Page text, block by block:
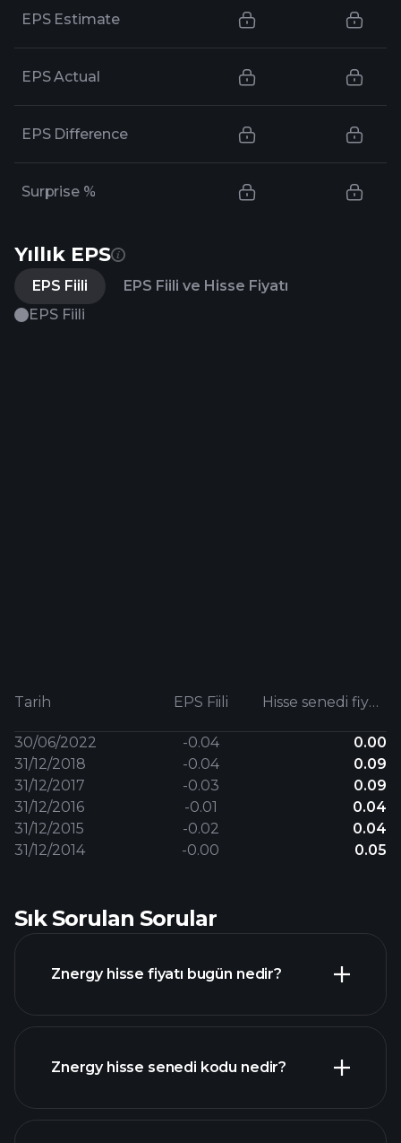
EPS Estimate
EPS Actual
EPS Difference
Surprise %
Yıllık EPS
EPS Fiili
EPS Fiili ve Hisse Fiyatı
EPS Fiili
Tarih EPS Fiili Hisse senedi fiyatı
30/06/2022 -0.04
0.00
31/12/2018
-0.04
0.09
31/12/2017
-0.03
0.09
31/12/2016
-0.01
0.04
31/12/2015
-0.02
0.04
31/12/2014
-0.00 0.05
Sık Sorulan Sorular
Znergy hisse fiyatı bugün nedir?
Znergy hisse senedi kodu nedir?